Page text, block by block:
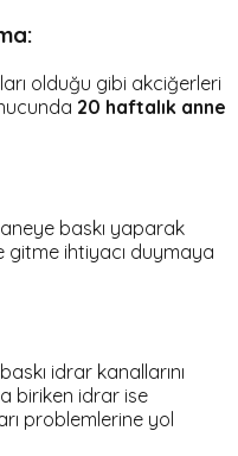
olduğu gibi akciğerleri
20 haftalık anne
baskı yaparak
gitme ihtiyacı duymaya
idrar kanallarını
biriken idrar ise
problemlerine yol